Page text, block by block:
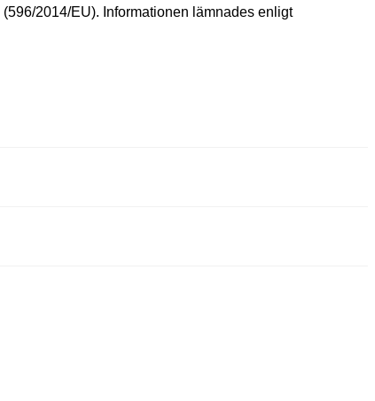
(596/2014/EU). Informationen lämnades enligt